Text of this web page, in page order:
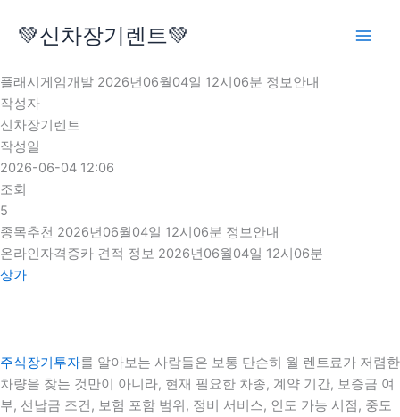
로
건
너
뛰
기
💚신차장기렌트💚
플래시게임개발 2026년06월04일 12시06분 정보안내
작성자
신차장기렌트
작성일
2026-06-04 12:06
조회
5
종목추천 2026년06월04일 12시06분 정보안내
온라인자격증카 견적 정보 2026년06월04일 12시06분
상가
주식장기투자를 알아보는 사람들은 보통 단순히 월 렌트료가 저렴한
차량을 찾는 것만이 아니라, 현재 필요한 차종, 계약 기간, 보증금 여
부, 선납금 조건, 보험 포함 범위, 정비 서비스, 인도 가능 시점, 중도